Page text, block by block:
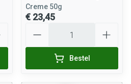
Creme 50g
€ 23,45
Bestel